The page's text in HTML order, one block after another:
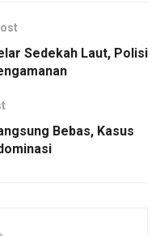
Sedekah Laut, Polisi
Bebas, Kasus